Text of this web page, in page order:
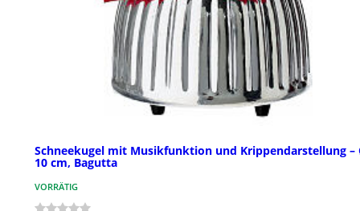
Schneekugel mit Musikfunktion und Krippendarstellung –
10 cm, Bagutta
VORRÄTIG